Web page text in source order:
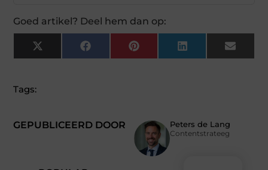
Goed artikel? Deel hem dan op:
X
(Twitter)
FacebookPinterest LinkedIn Email
GEPUBLICEERD DOOR Peters de Lang
Contentstrateeg
Tags: